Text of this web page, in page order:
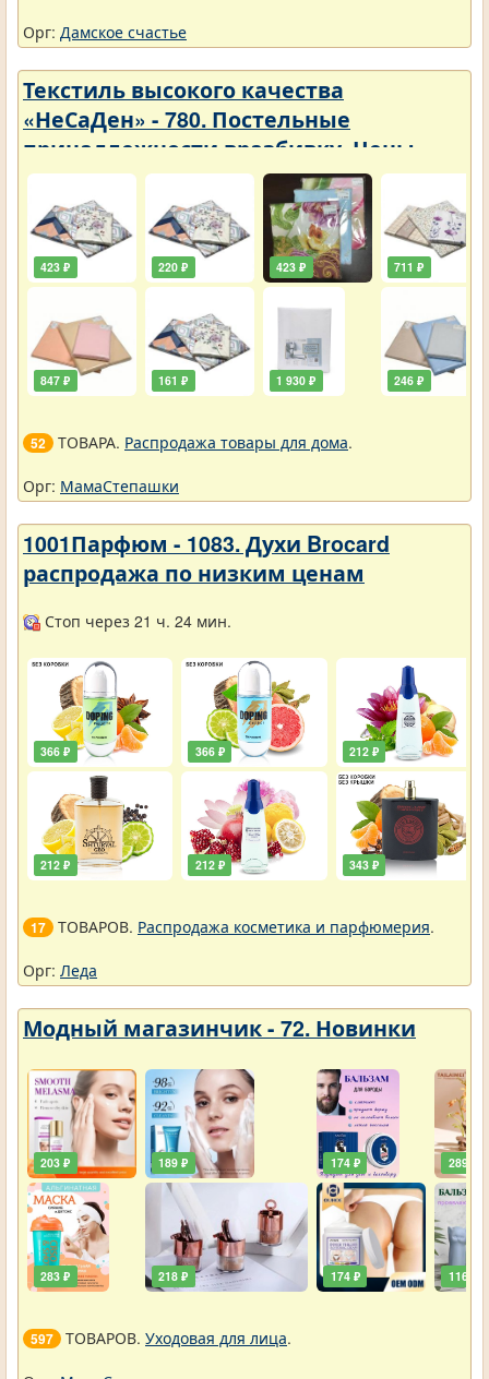
Орг: Дамское счастье
Текстиль высокого качества
«НеСаДен» - 780. Постельные
принадлежности вразбивку. Цены
упали
423 ₽
847 ₽
220 ₽
161 ₽
423 ₽
1 930 ₽
711 ₽
246 ₽
52 ТОВАРА. Распродажа товары для дома.
Орг: МамаСтепашки
1001Парфюм - 1083. Духи Brocard
распродажа по низким ценам
Стоп через 21 ч. 24 мин.
366 ₽
212 ₽
366 ₽
212 ₽
212 ₽
343 ₽
17 ТОВАРОВ. Распродажа косметика и парфюмерия.
Орг: Леда
Модный магазинчик - 72. Новинки
203 ₽
283 ₽
189 ₽
218 ₽
174 ₽
174 ₽
289 ₽
116 ₽
597 ТОВАРОВ. Уходовая для лица.